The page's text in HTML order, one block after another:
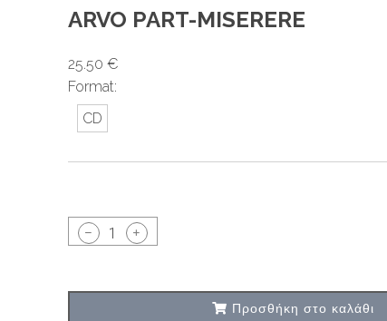
ARVO PART-MISERERE
25.50 €
Format:
CD
1
Προσθήκη στο καλάθι